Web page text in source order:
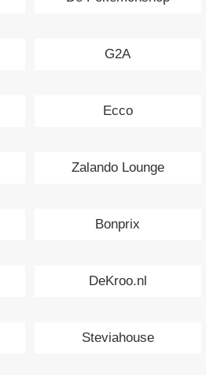
G2A
Ecco
Zalando Lounge
Bonprix
DeKroo.nl
Steviahouse